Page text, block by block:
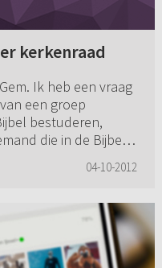
kerkenraad
Ik heb een vraag
een groep
bestuderen,
die in de Bijbel
04-10-2012